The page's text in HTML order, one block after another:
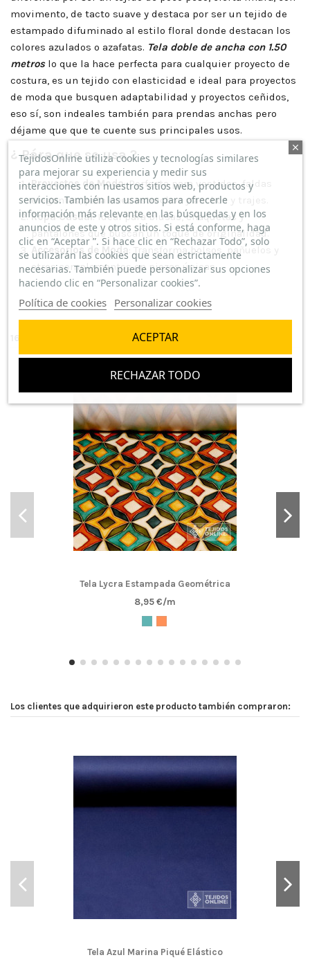
movimento, de tacto suave y destaca por ser un tejido de
estampado difuminado al estilo floral donde destacan los
colores azulados o azafatas. Tela doble de ancha con 1.50
metros lo que la hace perfecta para cualquier proyecto de
costura, es un tejido con elasticidad e ideal para proyectos
de moda que busquen adaptabilidad y proyectos ceñidos,
eso sí, son indeales también para prendas anchas pero
déjame que que te cuente sus principales usos.
¿ Pára que se usa ?
Proyectos de Moda: Perfecta para vestidos, faldas
elegantes, patalones estrechos y anchos y trajes.
Ropa Casual: Ideal para blusas, chaquetas y
pantalones que buscan un toque de originalidad.
Accesorios de Moda
: Transforma bolsos, pañuelos y
otros complementos en piezas únicas.
16 otros productos en la misma categoría:
Tela Lycra Estampada Geométrica
8,95 €/m
Los clientes que adquirieron este producto también compraron:
Tela Azul Marina Piqué Elástico
TejidosOnline utiliza cookies y tecnologías similares
para mejorar su experiencia y medir sus
interacciones con nuestros sitios web, productos y
servicios. También las usamos para ofrecerle
información más relevante en las búsquedas y en los
anuncios de este y otros sitios. Si está conforme, haga
clic en “Aceptar ”. Si hace clic en “Rechazar Todo”, solo
se utilizarán las cookies que sean estrictamente
necesarias. También puede personalizar sus opciones
haciendo clic en “Personalizar cookies”.
Política de cookies Personalizar cookies
RECHAZAR TODO
ACEPTAR